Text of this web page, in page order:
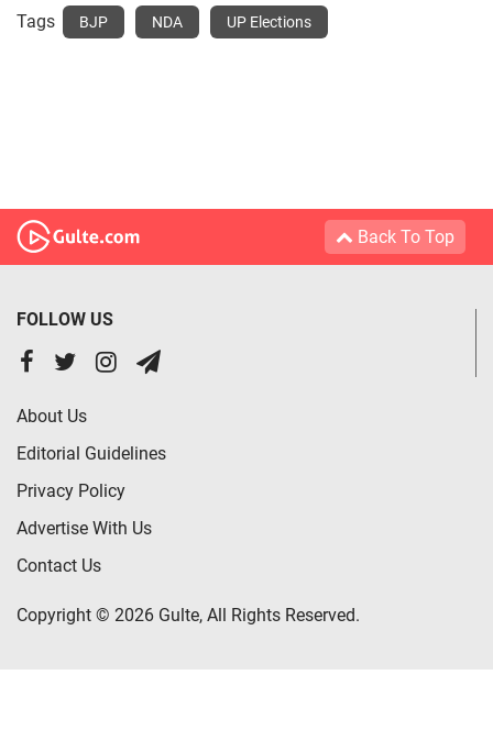
Tags BJP NDA UP Elections
Back To Top
FOLLOW US
About Us
Editorial Guidelines
Privacy Policy
Advertise With Us
Contact Us
Copyright © 2026 Gulte, All Rights Reserved.